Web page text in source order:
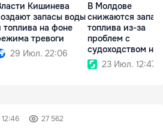
Кишинева
запасы воды
топлива на фоне
тревоги
29 Июл. 22:06
В Молдове
снижаются
топлива из-за
проблем с
судоходством на
Дунае23 Июл. 12:47
27 562